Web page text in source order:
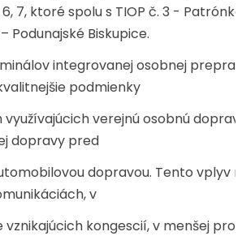
6, 7, ktoré spolu s TIOP č. 3 -
Podunajské Biskupice.
integrovanej osobnej
podmienky
využívajúcich verejnú osobnú
dopravy pred
dopravou. Tento
v
kongescií, v menšej